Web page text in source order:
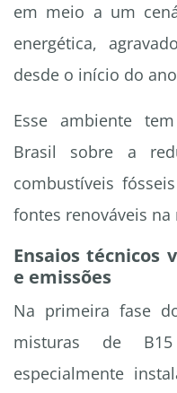
em meio a um
energética,
desde o início do
Esse ambiente
Brasil sobre a
combustíveis
fontes renováveis
Ensaios técnicos
e emissões
Na primeira fase
misturas de
especialmente